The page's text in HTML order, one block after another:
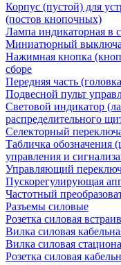
Корпус (пустой) для
(постов кнопочных)
Лампа индикаторная в
Миниатюрный
Нажимная кнопка
сборе
Передняя часть
Подвесной пульт
Световой индикатор
распределительного
Селекторный
Табличка обозначения
управления и
Управляющий
Пускорегулирующая
Частотный
Разъемы силовые
Розетка силовая
Вилка силовая
Вилка силовая
Розетка силовая